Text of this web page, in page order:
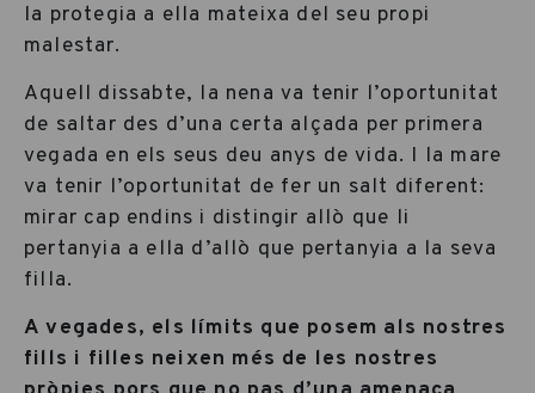
la protegia a ella mateixa del seu propi
malestar.
Aquell dissabte, la nena va tenir l’oportunitat
de saltar des d’una certa alçada per primera
vegada en els seus deu anys de vida. I la mare
va tenir l’oportunitat de fer un salt diferent:
mirar cap endins i distingir allò que li
pertanyia a ella d’allò que pertanyia a la seva
filla.
A vegades, els límits que posem als nostres
fills i filles neixen més de les nostres